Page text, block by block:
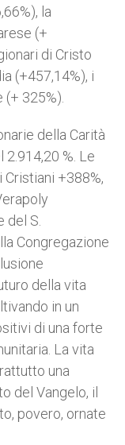
la
(+
di Cristo
(+457,14%), i
325%).
della Carità
%. Le
+388%,
del S.
Congregazione
della vita
in un
di una forte
La vita
una
del Vangelo, il
povero, ornate